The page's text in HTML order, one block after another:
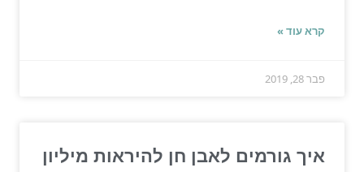
קרא עוד »
פבר 28, 2019
איך גורמים לאבן חן להיראות מיליון